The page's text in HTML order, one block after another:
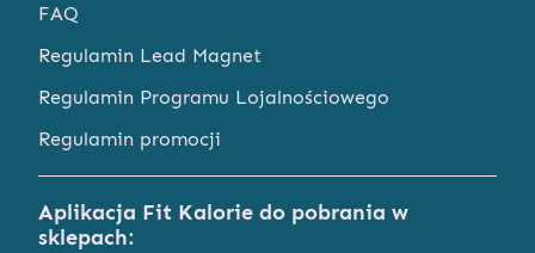
FAQ
Regulamin Lead Magnet
Regulamin Programu Lojalnościowego
Regulamin promocji
Aplikacja Fit Kalorie do pobrania w
sklepach: